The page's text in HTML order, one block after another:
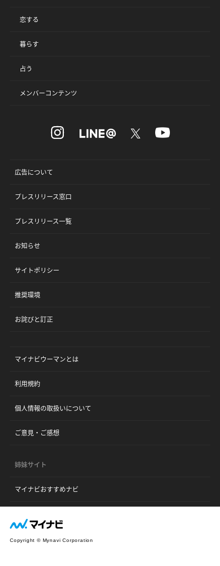
恋する
暮らす
占う
メンバーコンテンツ
広告について
プレスリリース窓口
プレスリリース一覧
お知らせ
サイトポリシー
推奨環境
お詫びと訂正
マイナビウーマンとは
利用規約
個人情報の取扱いについて
ご意見・ご感想
姉妹サイト
マイナビおすすめナビ
Copyright © Mynavi Corporation